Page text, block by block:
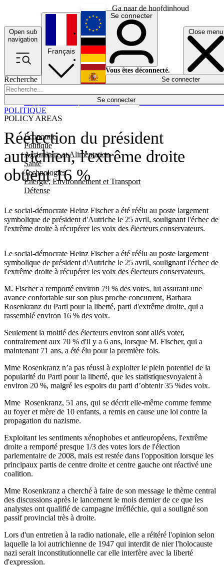
Ga naar de hoofdinhoud
Open sub
navigation
Close menu
Recherche
Se connecter
POLICY AREAS
Economie
Politique
Agriculture et Alimentation
Santé
Technologies
Energie, Environnement et Transport
Défense
Économie
Français
English
Deutsch
Español
Se connecter
Vous êtes déconnecté.
Se connecter
Réélection du président
autrichien, l'extrême droite
obtient 16 %
Le social-démocrate Heinz Fischer a été réélu au poste largement
symbolique de président d'Autriche le 25 avril, soulignant l'échec de
l'extrême droite à récupérer les voix des électeurs conservateurs.
POLITIQUE
Le social-démocrate Heinz Fischer a été réélu au poste largement
symbolique de président d'Autriche le 25 avril, soulignant l'échec de
l'extrême droite à récupérer les voix des électeurs conservateurs.
M. Fischer a remporté environ 79 % des votes, lui assurant une
avance confortable sur son plus proche concurrent, Barbara
Rosenkranz du Parti pour la liberté, parti d'extrême droite, qui a
rassemblé environ 16 % des voix.
Seulement la moitié des électeurs environ sont allés voter,
contrairement aux 70 % d'il y a 6 ans, lorsque M. Fischer, qui a
maintenant 71 ans, a été élu pour la première fois.
Mme Rosenkranz n’a pas réussi à exploiter le plein potentiel de la
popularité du Parti pour la liberté, que les statistiquesvoyaient à
environ 20 %, malgré les espoirs du parti d’obtenir 35 %des voix.
Mme Rosenkranz, 51 ans, qui se décrit elle-même comme femme
au foyer et mère de 10 enfants, a remis en cause une loi contre la
propagation du nazisme.
Exploitant les sentiments xénophobes et antieuropéens, l'extrême
droite a remporté presque 1/3 des votes lors de l'élection
parlementaire de 2008, mais est restée dans l'opposition lorsque les
principaux partis de centre droite et centre gauche ont réactivé une
coalition.
Mme Rosenkranz a cherché à faire de son message le thème central
des discussions après le lancement le mois dernier de ce que les
analystes ont qualifié de campagne irréfléchie, qui a souligné son
passif provincial très à droite.
Lors d'un entretien à la radio nationale, elle a réitéré l'opinion selon
laquelle la loi autrichienne de 1947 qui interdit de nier l'holocauste
nazi serait inconstitutionnelle car elle interfère avec la liberté
d'expression.